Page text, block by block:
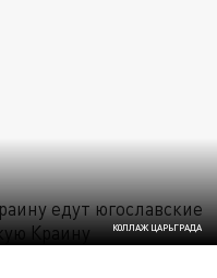
КОЛЛАЖ ЦАРЬГРАДА